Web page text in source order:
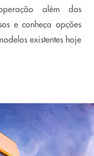
além das
e conheça opções
existentes hoje